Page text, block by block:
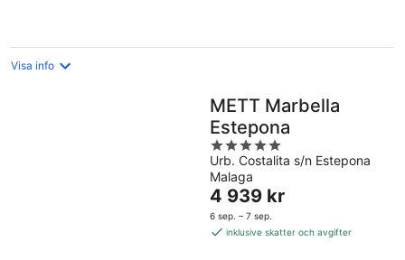
Visa info
METT Marbella
Estepona
5
out
of
5
Urb. Costalita s/n Estepona
Malaga
Priset
är
4 939 kr
4 939 kr
6 sep. – 7 sep.
inklusive skatter och avgifter